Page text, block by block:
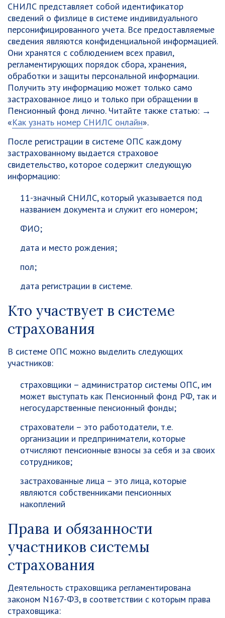
СНИЛС представляет собой идентификатор
сведений о физлице в системе индивидуального
персонифицированного учета. Все предоставляемые
сведения являются конфиденциальной информацией.
Они хранятся с соблюдением всех правил,
регламентирующих порядок сбора, хранения,
обработки и защиты персональной информации.
Получить эту информацию может только само
застрахованное лицо и только при обращении в
Пенсионный фонд лично. Читайте также статью: →
«Как узнать номер СНИЛС онлайн».
После регистрации в системе ОПС каждому
застрахованному выдается страховое
свидетельство, которое содержит следующую
информацию:
11-значный СНИЛС, который указывается под
названием документа и служит его номером;
ФИО;
дата и место рождения;
пол;
дата регистрации в системе.
Кто участвует в системе
страхования
В системе ОПС можно выделить следующих
участников:
страховщики – администратор системы ОПС, им
может выступать как Пенсионный фонд РФ, так и
негосударственные пенсионный фонды;
страхователи – это работодатели, т.е.
организации и предприниматели, которые
отчисляют пенсионные взносы за себя и за своих
сотрудников;
застрахованные лица – это лица, которые
являются собственниками пенсионных
накоплений
Права и обязанности
участников системы
страхования
Деятельность страховщика регламентирована
законом N167-ФЗ, в соответствии с которым права
страховщика: